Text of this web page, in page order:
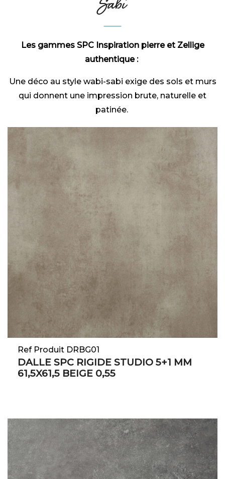
Sabi
Les gammes SPC Inspiration pierre et Zellige
authentique :
Une déco au style wabi-sabi exige des sols et murs
qui donnent une impression brute, naturelle et
patinée.
Ref Produit DRBG01
DALLE SPC RIGIDE STUDIO 5+1 MM
61,5X61,5 BEIGE 0,55